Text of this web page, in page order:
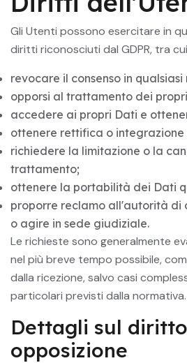
Gli Utenti possono esercitare in
diritti riconosciuti dal GDPR, tra
revocare il consenso in qualsiasi
opporsi al trattamento dei
accedere ai propri Dati e
ottenere rettifica o integrazione
richiedere la limitazione o la
trattamento;
ottenere la portabilità dei Dati
proporre reclamo all'autorità di
o agire in sede giudiziale.
Le richieste sono generalmente
nel più breve tempo possibile,
dalla ricezione, salvo casi
particolari previsti dalla normativa.
Dettagli sul
opposizione